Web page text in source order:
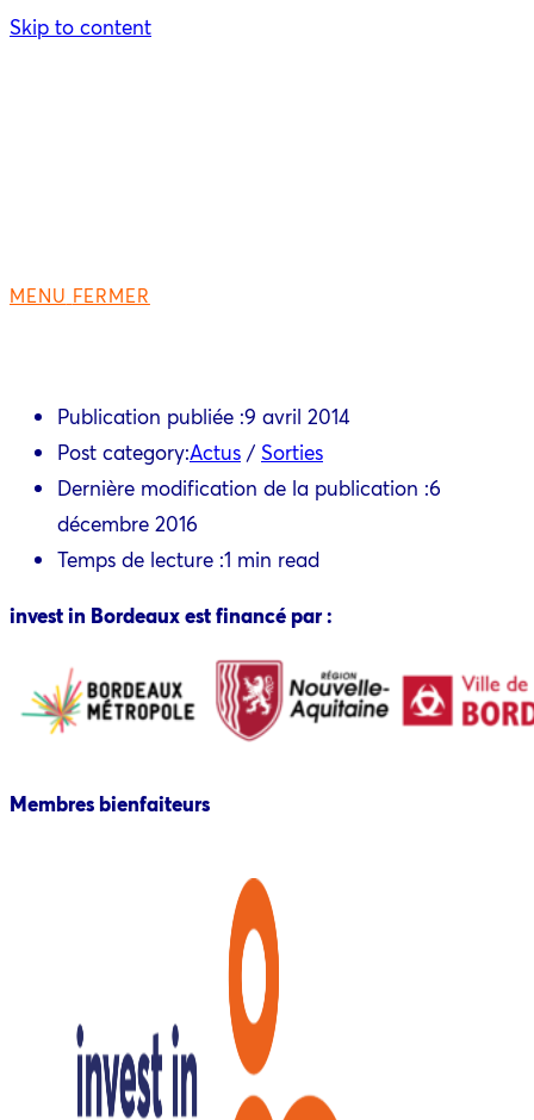
Skip to content
MENU FERMER
Publication publiée :9 avril 2014
Post category:Actus / Sorties
Dernière modification de la publication :6
décembre 2016
Temps de lecture :1 min read
invest in Bordeaux est financé par :
Membres bienfaiteurs